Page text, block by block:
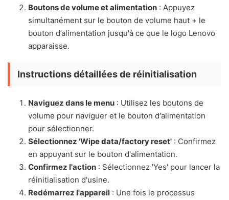
Boutons de volume et alimentation : Appuyez
simultanément sur le bouton de volume haut + le
bouton d’alimentation jusqu'à ce que le logo Lenovo
apparaisse.
Instructions détaillées de réinitialisation
Naviguez dans le menu : Utilisez les boutons de
volume pour naviguer et le bouton d'alimentation
pour sélectionner.
Sélectionnez 'Wipe data/factory reset' : Confirmez
en appuyant sur le bouton d'alimentation.
Confirmez l'action : Sélectionnez 'Yes' pour lancer la
réinitialisation d'usine.
Redémarrez l'appareil : Une fois le processus